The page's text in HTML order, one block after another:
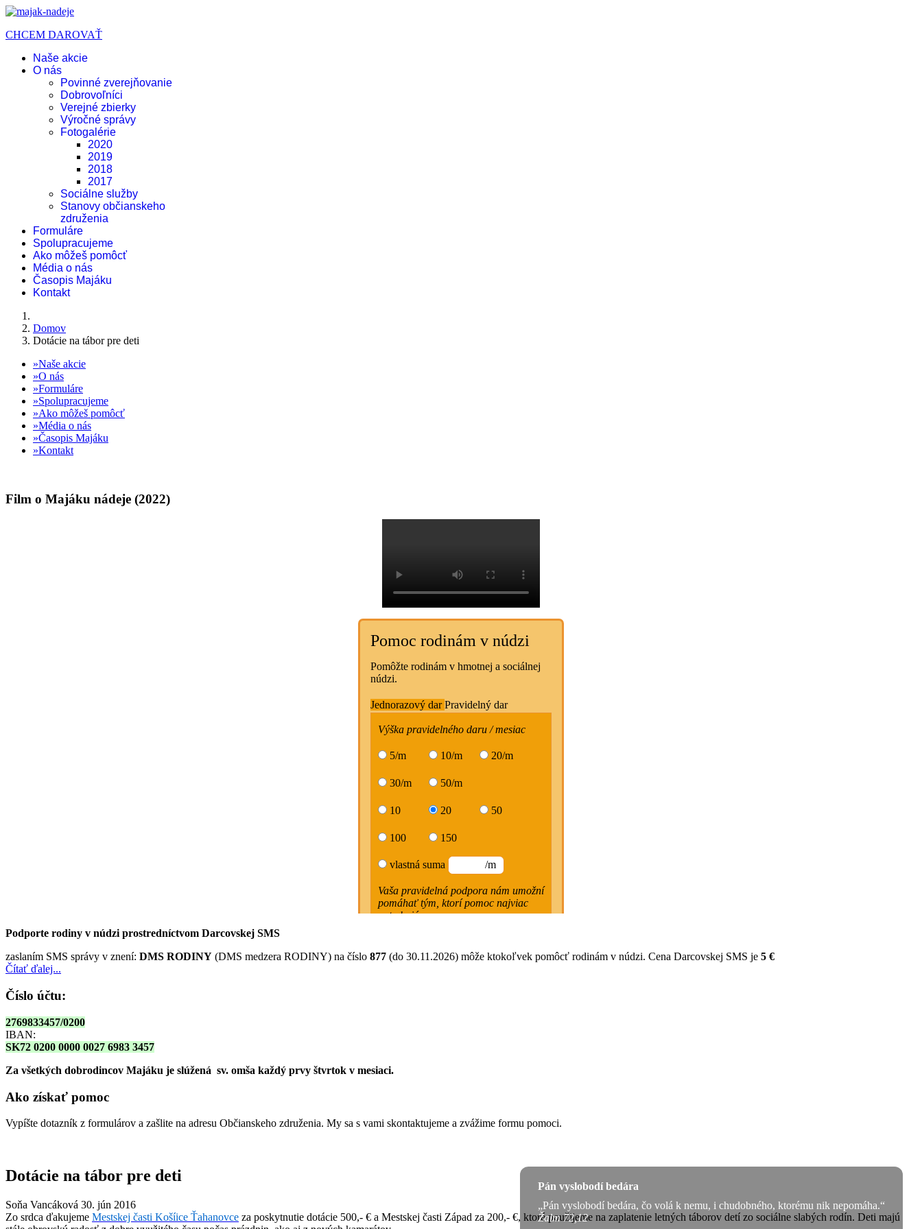
CHCEM DAROVAŤ
Naše akcie
O nás
Povinné zverejňovanie
Dobrovoľníci
Verejné zbierky
Výročné správy
Fotogalérie
2020
2019
2018
2017
Sociálne služby
Stanovy občianskeho
združenia
Formuláre
Spolupracujeme
Ako môžeš pomôcť
Média o nás
Časopis Majáku
Kontakt
Domov
Dotácie na tábor pre deti
Naše akcie
O nás
Formuláre
Spolupracujeme
Ako môžeš pomôcť
Média o nás
Časopis Majáku
Kontakt
Film o Majáku nádeje (2022)
Podporte rodiny v núdzi prostredníctvom Darcovskej SMS
zaslaním SMS správy v znení: DMS RODINY (DMS medzera RODINY) na číslo 877 (do 30.11.2026) môže ktokoľvek pomôcť rodinám v núdzi. Cena Darcovskej SMS je 5 €
Čítať ďalej...
Číslo účtu:
2769833457/0200
IBAN:
SK72 0200 0000 0027 6983 3457
Za všetkých dobrodincov Majáku je slúžená sv. omša každý prvy štvrtok v mesiaci.
Ako získať pomoc
Vypíšte dotazník z formulárov a zašlite na adresu Občianskeho združenia. My sa s vami skontaktujeme a zvážime formu pomoci.
Pán vyslobodí bedára
„Pán vyslobodí bedára, čo volá k nemu, i chudobného, ktorému nik nepomáha.“
Žalm 72,12
Dotácie na tábor pre deti
Soňa Vancáková 30. jún 2016
Zo srdca ďakujeme Mestskej časti Košíice Ťahanovce za poskytnutie dotácie 500,- € a Mestskej časti Západ za 200,- €, ktoré použijeme na zaplatenie letných táborov detí zo sociálne slabých rodín. Deti majú